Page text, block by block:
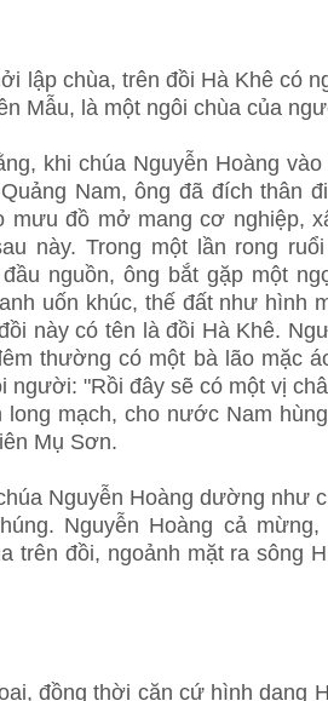
lập chùa, trên đồi Hà Khê có
Mẫu, là một ngôi chùa của
khi chúa Nguyễn Hoàng
Nam, ông đã đích thân
mưu đồ mở mang cơ nghiệp,
này. Trong một lần rong
nguồn, ông bắt gặp một
uốn khúc, thế đất như hình
này có tên là đồi Hà Khê.
thường có một bà lão mặc
người: "Rồi đây sẽ có một vị
long mạch, cho nước Nam
Mụ Sơn.
Nguyễn Hoàng dường như
Nguyễn Hoàng cả
trên đồi, ngoảnh mặt ra sông
đồng thời căn cứ hình dạng